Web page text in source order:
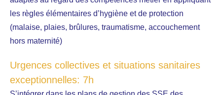
les règles élémentaires d’hygiène et de protection
(malaise, plaies, brûlures, traumatisme, accouchement
hors maternité)
Urgences collectives et situations sanitaires
exceptionnelles: 7h